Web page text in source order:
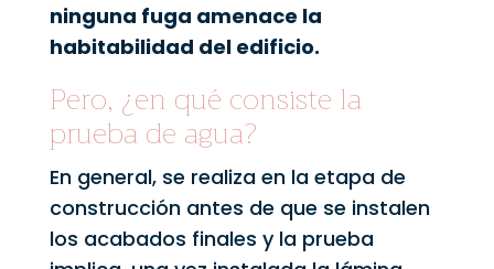
ninguna fuga amenace la
habitabilidad del edificio.
Pero, ¿en qué consiste la
prueba de agua?
En general, se realiza en la etapa de
construcción antes de que se instalen
los acabados finales y la prueba